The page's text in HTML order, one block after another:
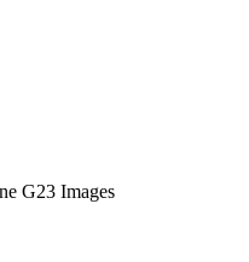
G23 Images